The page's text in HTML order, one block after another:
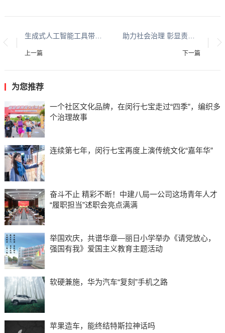
生成式人工智能工具带来前所未有、近乎完美的数据精度
上一篇
助力社会治理 彰显责任担当
下一篇
为您推荐
一个社区文化品牌，在闵行七宝走过“四季”，编织多
个治理故事
连续第七年，闵行七宝再度上演传统文化“嘉年华”
奋斗不止 精彩不断！中建八局一公司这场青年人才
“履职担当”述职会亮点满满
举国欢庆，共谱华章—丽日小学举办《请党放心，
强国有我》爱国主义教育主题活动
软硬兼施，华为汽车“复刻”手机之路
苹果造车，能终结特斯拉神话吗